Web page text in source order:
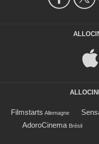
Filmstarts Allemagne
AdoroCinema Brésil